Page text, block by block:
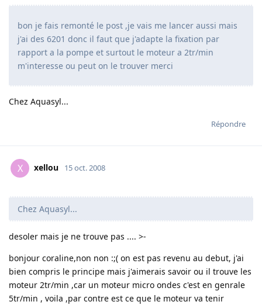
bon je fais remonté le post ,je vais me lancer aussi mais
j'ai des 6201 donc il faut que j'adapte la fixation par
rapport a la pompe et surtout le moteur a 2tr/min
m'interesse ou peut on le trouver merci
Chez Aquasyl...
Répondre
X xellou 15 oct. 2008
Chez Aquasyl...
desoler mais je ne trouve pas .... >-
bonjour coraline,non non :;( on est pas revenu au debut, j'ai
bien compris le principe mais j'aimerais savoir ou il trouve les
moteur 2tr/min ,car un moteur micro ondes c'est en genrale
5tr/min , voila ,par contre est ce que le moteur va tenir